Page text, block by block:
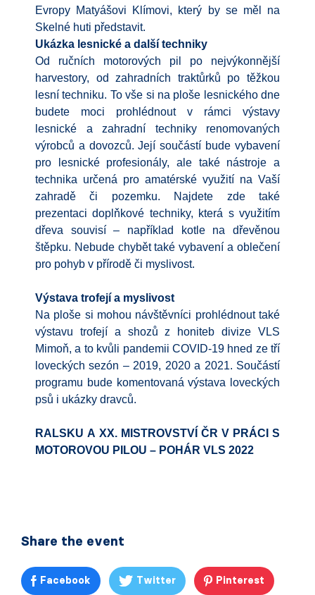
Evropy Matyášovi Klímovi, který by se měl na
Skelné huti představit.
Ukázka lesnické a další techniky
Od ručních motorových pil po nejvýkonnější
harvestory, od zahradních traktůrků po těžkou
lesní techniku. To vše si na ploše lesnického dne
budete moci prohlédnout v rámci výstavy
lesnické a zahradní techniky renomovaných
výrobců a dovozců. Její součástí bude vybavení
pro lesnické profesionály, ale také nástroje a
technika určená pro amatérské využití na Vaší
zahradě či pozemku. Najdete zde také
prezentaci doplňkové techniky, která s využitím
dřeva souvisí – například kotle na dřevěnou
štěpku. Nebude chybět také vybavení a oblečení
pro pohyb v přírodě či myslivost.
Výstava trofejí a myslivost
Na ploše si mohou návštěvníci prohlédnout také
výstavu trofejí a shozů z honiteb divize VLS
Mimoň, a to kvůli pandemii COVID-19 hned ze tří
loveckých sezón – 2019, 2020 a 2021. Součástí
programu bude komentovaná výstava loveckých
psů i ukázky dravců.
RALSKU A XX. MISTROVSTVÍ ČR V PRÁCI S
MOTOROVOU PILOU – POHÁR VLS 2022
Share the event
Facebook Twitter Pinterest